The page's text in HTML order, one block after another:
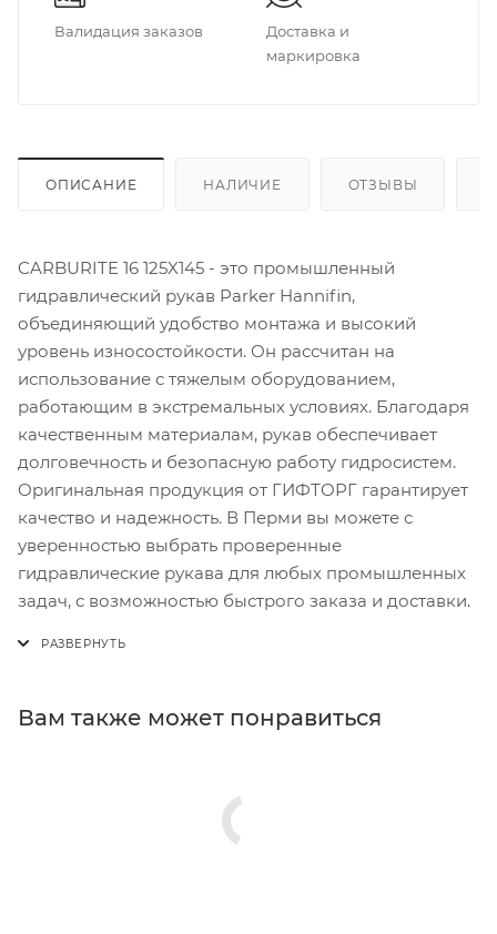
Валидация заказов
Доставка и
маркировка
ОПИСАНИЕ НАЛИЧИЕ ОТЗЫВЫ
CARBURITE 16 125X145 - это промышленный
гидравлический рукав Parker Hannifin,
объединяющий удобство монтажа и высокий
уровень износостойкости. Он рассчитан на
использование с тяжелым оборудованием,
работающим в экстремальных условиях. Благодаря
качественным материалам, рукав обеспечивает
долговечность и безопасную работу гидросистем.
Оригинальная продукция от ГИФТОРГ гарантирует
качество и надежность. В Перми вы можете с
уверенностью выбрать проверенные
гидравлические рукава для любых промышленных
задач, с возможностью быстрого заказа и доставки.
Вам также может понравиться